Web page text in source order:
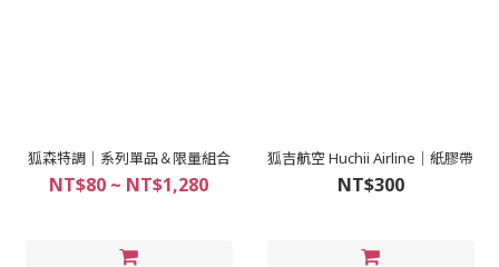
狐森特調｜系列單品＆限量組合
NT$80 ~ NT$1,280
狐吉航空 Huchii Airline｜紙膠帶
NT$300